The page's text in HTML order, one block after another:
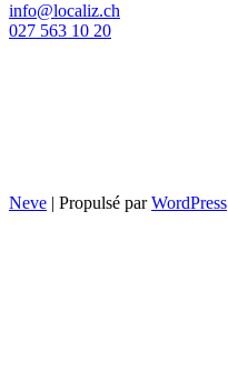
info@localiz.ch
027 563 10 20
Neve | Propulsé parWordPress